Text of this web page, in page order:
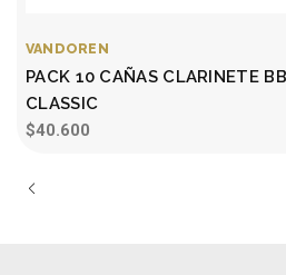
VANDOREN
PACK 10 CAÑAS CLARINETE
CLASSIC
$40.600